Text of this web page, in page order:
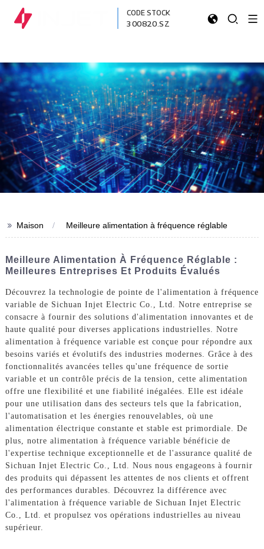
CODE STOCK
300820.SZ
>> Maison Meilleure alimentation à fréquence réglable
Meilleure Alimentation À Fréquence Réglable :
Meilleures Entreprises Et Produits Évalués
Découvrez la technologie de pointe de l'alimentation à fréquence
variable de Sichuan Injet Electric Co., Ltd. Notre entreprise se
consacre à fournir des solutions d'alimentation innovantes et de
haute qualité pour diverses applications industrielles. Notre
alimentation à fréquence variable est conçue pour répondre aux
besoins variés et évolutifs des industries modernes. Grâce à des
fonctionnalités avancées telles qu'une fréquence de sortie
variable et un contrôle précis de la tension, cette alimentation
offre une flexibilité et une fiabilité inégalées. Elle est idéale
pour une utilisation dans des secteurs tels que la fabrication,
l'automatisation et les énergies renouvelables, où une
alimentation électrique constante et stable est primordiale. De
plus, notre alimentation à fréquence variable bénéficie de
l'expertise technique exceptionnelle et de l'assurance qualité de
Sichuan Injet Electric Co., Ltd. Nous nous engageons à fournir
des produits qui dépassent les attentes de nos clients et offrent
des performances durables. Découvrez la différence avec
l'alimentation à fréquence variable de Sichuan Injet Electric
Co., Ltd. et propulsez vos opérations industrielles au niveau
supérieur.